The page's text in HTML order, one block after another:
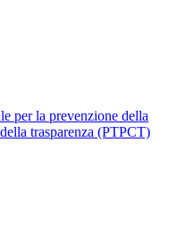
per la prevenzione della
trasparenza (PTPCT)